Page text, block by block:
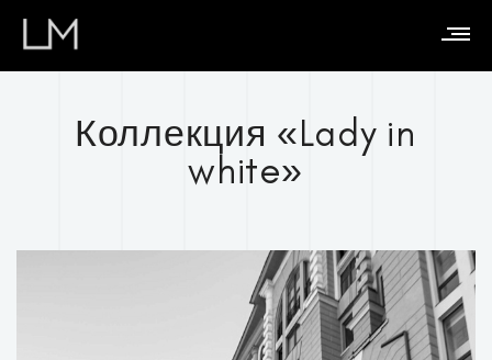
Коллекция «Lady in
white»